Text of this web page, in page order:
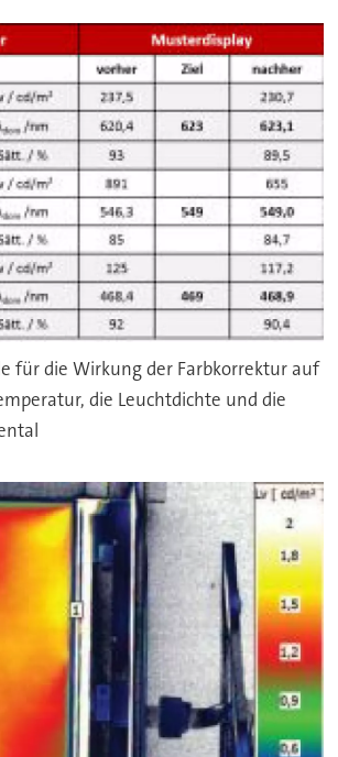
für die Wirkung der Farbkorrektur auf
die Leuchtdichte und die